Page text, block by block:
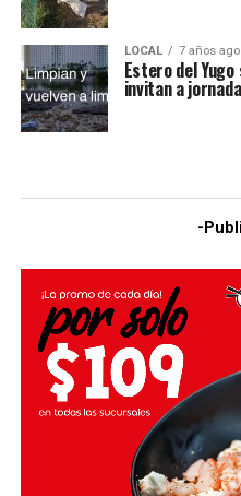
LOCAL 7 años ago
Estero del
invitan a
-